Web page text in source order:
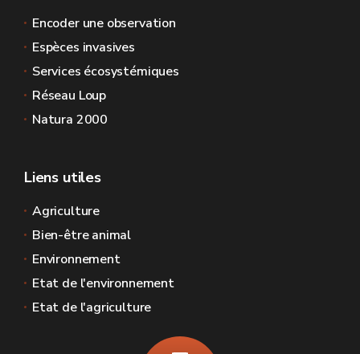
Encoder une observation
Espèces invasives
Services écosystémiques
Réseau Loup
Natura 2000
Liens utiles
Agriculture
Bien-être animal
Environnement
Etat de l'environnement
Etat de l'agriculture